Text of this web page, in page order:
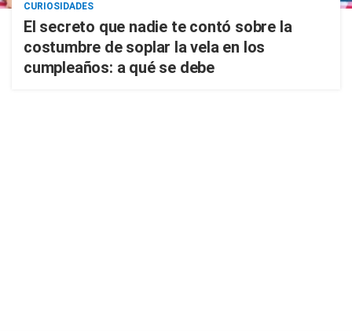
CURIOSIDADES
El secreto que nadie te contó sobre la
costumbre de soplar la vela en los
cumpleaños: a qué se debe